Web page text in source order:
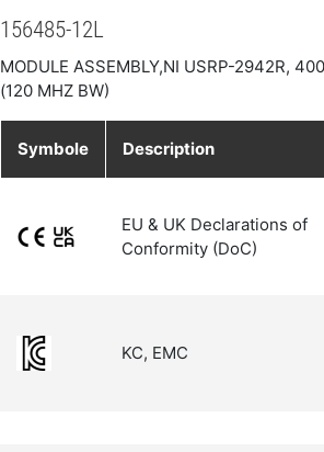
156485-12L
MODULE ASSEMBLY,NI USRP-2942R,
(120 MHZ BW)
Symbole Description
EU & UK Declarations of
Conformity (DoC)
KC, EMC